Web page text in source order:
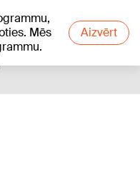
Mēs
Aizvērt